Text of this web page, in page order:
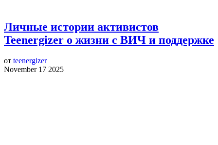
Личные истории активистов
Teenergizer о жизни с ВИЧ и поддержке
от teenergizer
November 17 2025